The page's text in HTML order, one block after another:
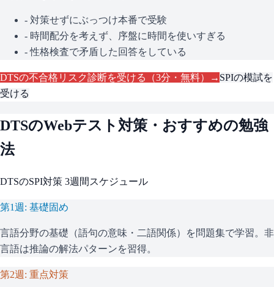
- 対策せずにぶっつけ本番で受験
- 時間配分を考えず、序盤に時間を使いすぎる
- 性格検査で矛盾した回答をしている
DTSの不合格リスク診断を受ける（3分・無料）→ SPIの模試を
受ける
DTSのWebテスト対策・おすすめの勉強
法
DTSのSPI対策 3週間スケジュール
第1週: 基礎固め
言語分野の基礎（語句の意味・二語関係）を問題集で学習。非
言語は推論の解法パターンを習得。
第2週: 重点対策